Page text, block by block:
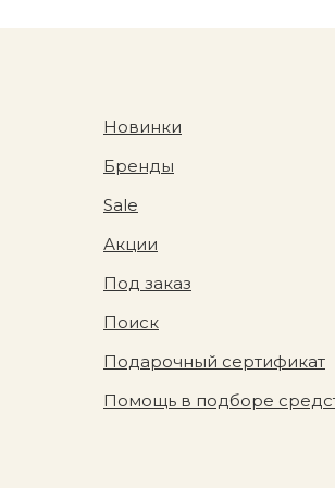
Новинки
Бренды
Sale
Акции
Под заказ
Поиск
Подарочный сертификат
Помощь в подборе